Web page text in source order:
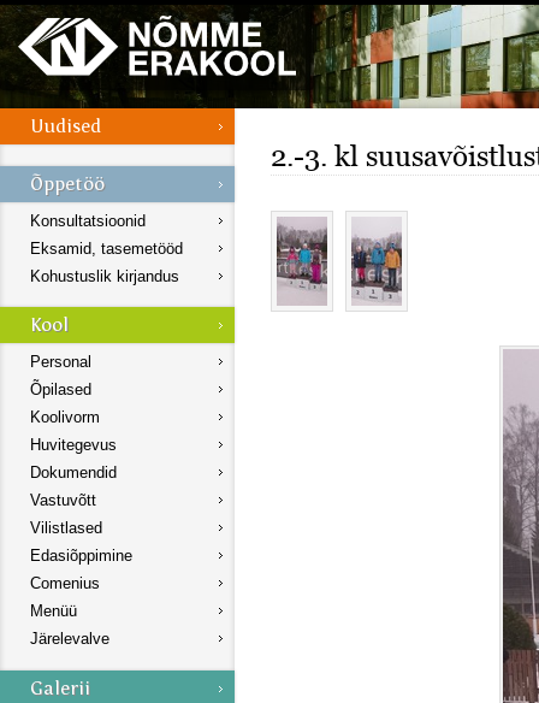
Konsultatsioonid
Eksamid, tasemetööd
Kohustuslik kirjandus
Personal
Õpilased
Koolivorm
Huvitegevus
Dokumendid
Vastuvõtt
Vilistlased
Edasiõppimine
Comenius
Menüü
Järelevalve
2.-3. kl